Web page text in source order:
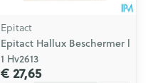
Epitact
Epitact Hallux Beschermer l
1 Hv2613
€ 27,65